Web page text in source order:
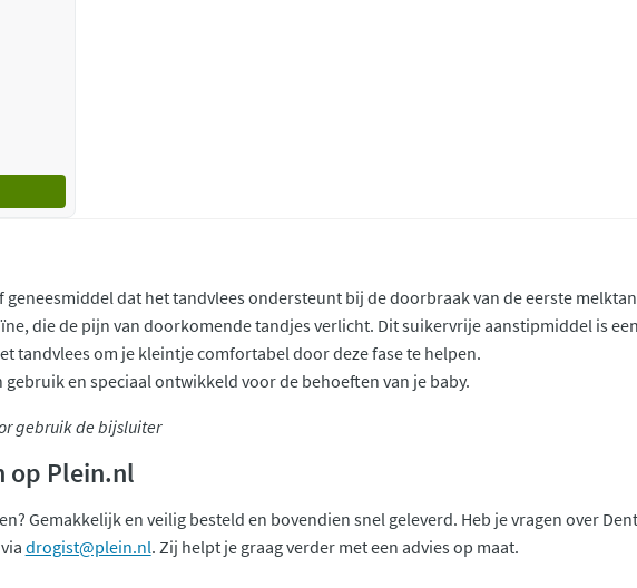
geneesmiddel dat het tandvlees ondersteunt bij de doorbraak van de eerste
die de pijn van doorkomende tandjes verlicht. Dit suikervrije aanstipmiddel is
tandvlees om je kleintje comfortabel door deze fase te helpen.
en speciaal ontwikkeld voor de behoeften van je baby.
gebruik de bijsluiter
op Plein.nl
Gemakkelijk en veilig besteld en bovendien snel geleverd. Heb je vragen over
drogist@plein.nl. Zij helpt je graag verder met een advies op maat.